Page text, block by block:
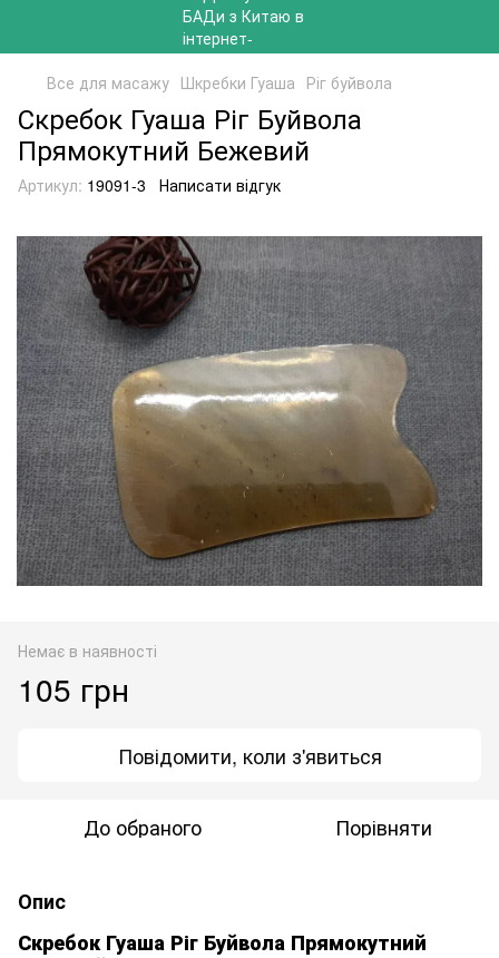
Все для масажу Шкребки Гуаша Ріг буйвола
Скребок Гуаша Ріг Буйвола
Прямокутний Бежевий
Артикул: 19091-3 Написати відгук
Немає в наявності
105 грн
Повідомити, коли з'явиться
До обраного Порівняти
Опис
Скребок Гуаша Ріг Буйвола Прямокутний